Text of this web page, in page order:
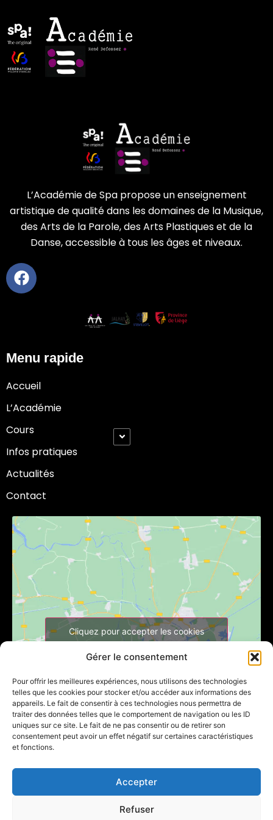
Gérer le consentement
Pour offrir les meilleures expériences, nous utilisons des technologies
telles que les cookies pour stocker et/ou accéder aux informations des
appareils. Le fait de consentir à ces technologies nous permettra de
traiter des données telles que le comportement de navigation ou les ID
uniques sur ce site. Le fait de ne pas consentir ou de retirer son
consentement peut avoir un effet négatif sur certaines caractéristiques
et fonctions.
Accepter
Refuser
L’Académie de Spa propose un enseignement
artistique de qualité dans les domaines de la Musique,
des Arts de la Parole, des Arts Plastiques et de la
Danse, accessible à tous les âges et niveaux.
Menu rapide
Accueil
L’Académie
Cours
Infos pratiques
Actualités
Contact
Cliquez pour accepter les cookies
©2026. Tous droits réservés.